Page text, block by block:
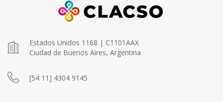
Estados Unidos 1168 | C1101AAX
Ciudad de Buenos Aires, Argentina
[54 11] 4304 9145